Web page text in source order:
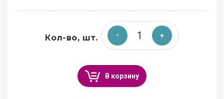
Кол-во, шт.
В корзину